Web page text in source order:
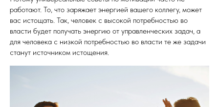
работают. То, что заряжает энергией вашего коллегу, может
вас истощать. Так, человек с высокой потребностью во
власти будет получать энергию от управленческих задач, а
для человека с низкой потребностью во власти те же задачи
станут источником истощения.